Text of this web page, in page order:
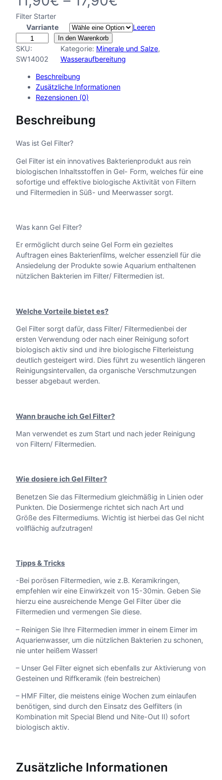
r
e
i
s
n
n
1
1
0
€
b
1
9
0
Filter Starter
Varriante
Leeren
r
k
o
e
L
i
f
t
l
i
l
t
e
e
g
e
In den Warenkorb
SKU:
SW14002
Kategorie: Minerale und Salze
Wasseraufbereitung
Beschreibung
Zusätzliche Informationen
Rezensionen (0)
Beschreibung
Was ist Gel Filter?
Gel Filter ist ein innovatives Bakterienprodukt aus rein
biologischen Inhaltsstoffen in Gel- Form, welches für eine
sofortige und effektive biologische Aktivität von Filtern
und Filtermedien in Süß- und Meerwasser sorgt.
Was kann Gel Filter?
Er ermöglicht durch seine Gel Form ein gezieltes
Auftragen eines Bakterienfilms, welcher essenziell für die
Ansiedelung der Produkte sowie Aquarium enthaltenen
nützlichen Bakterien im Filter/ Filtermedien ist.
Welche Vorteile bietet es?
Gel Filter sorgt dafür, dass Filter/ Filtermedienbei der
ersten Verwendung oder nach einer Reinigung sofort
biologisch aktiv sind und ihre biologische Filterleistung
deutlich gesteigert wird. Dies führt zu wesentlich längeren
Reinigungsintervallen, da organische Verschmutzungen
besser abgebaut werden.
Wann brauche ich Gel Filter?
Man verwendet es zum Start und nach jeder Reinigung
von Filtern/ Filtermedien.
Wie dosiere ich Gel Filter?
Benetzen Sie das Filtermedium gleichmäßig in Linien oder
Punkten. Die Dosiermenge richtet sich nach Art und
Größe des Filtermediums. Wichtig ist hierbei das Gel nicht
vollflächig aufzutragen!
Tipps & Tricks
-Bei porösen Filtermedien, wie z.B. Keramikringen,
empfehlen wir eine Einwirkzeit von 15-30min. Geben Sie
hierzu eine ausreichende Menge Gel Filter über die
Filtermedien und vermengen Sie diese.
– Reinigen Sie Ihre Filtermedien immer in einem Eimer im
Aquarienwasser, um die nützlichen Bakterien zu schonen,
nie unter heißem Wasser!
– Unser Gel Filter eignet sich ebenfalls zur Aktivierung von
Gesteinen und Riffkeramik (fein bestreichen)
– HMF Filter, die meistens einige Wochen zum einlaufen
benötigen, sind durch den Einsatz des Gelfilters (in
Kombination mit Special Blend und Nite-Out II) sofort
biologisch aktiv.
Zusätzliche Informationen